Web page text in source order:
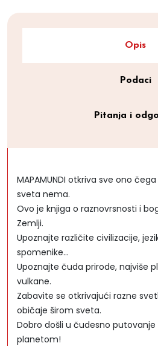
Opis
Podaci
Pitanja i
MAPAMUNDI otkriva sve ono
sveta nema.
Ovo je knjiga o raznovrsnosti i
Zemlji.
Upoznajte različite civilizacije,
spomenike…
Upoznajte čuda prirode, najviše
vulkane.
Zabavite se otkrivajući razne
običaje širom sveta.
Dobro došli u čudesno
planetom!